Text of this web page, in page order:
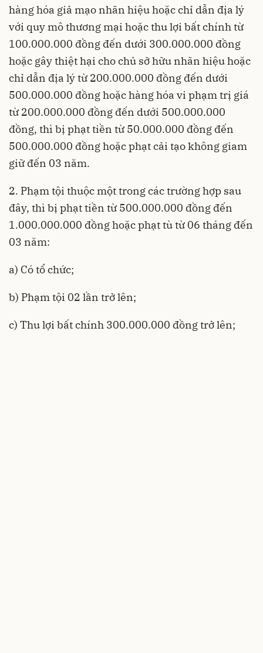
hàng hóa giả mạo nhãn hiệu hoặc chỉ dẫn địa lý
với quy mô thương mại hoặc thu lợi bất chính từ
100.000.000 đồng đến dưới 300.000.000 đồng
hoặc gây thiệt hại cho chủ sở hữu nhãn hiệu hoặc
chỉ dẫn địa lý từ 200.000.000 đồng đến dưới
500.000.000 đồng hoặc hàng hóa vi phạm trị giá
từ 200.000.000 đồng đến dưới 500.000.000
đồng, thì bị phạt tiền từ 50.000.000 đồng đến
500.000.000 đồng hoặc phạt cải tạo không giam
giữ đến 03 năm.
2. Phạm tội thuộc một trong các trường hợp sau
đây, thì bị phạt tiền từ 500.000.000 đồng đến
1.000.000.000 đồng hoặc phạt tù từ 06 tháng đến
03 năm:
a) Có tổ chức;
b) Phạm tội 02 lần trở lên;
c) Thu lợi bất chính 300.000.000 đồng trở lên;